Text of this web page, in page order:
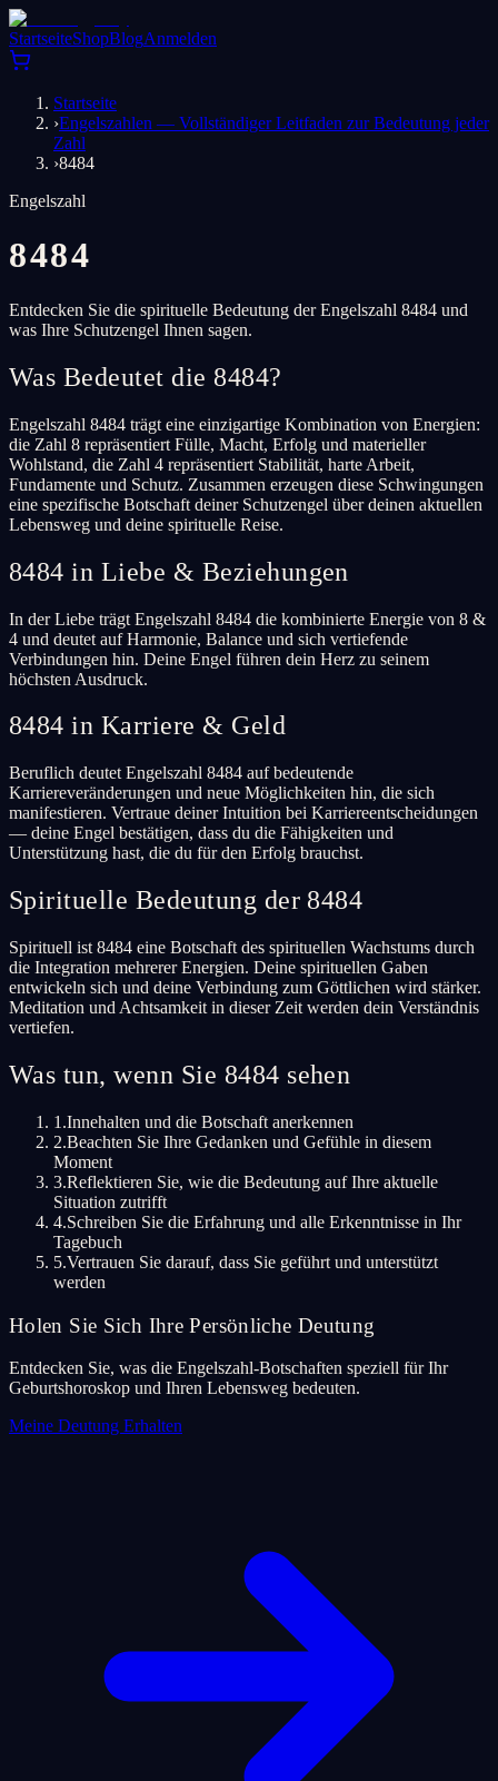
StartseiteShopBlogAnmelden
Startseite
›Engelszahlen — Vollständiger Leitfaden zur Bedeutung jeder
Zahl
›8484
Engelszahl
8484
Entdecken Sie die spirituelle Bedeutung der Engelszahl 8484 und
was Ihre Schutzengel Ihnen sagen.
Was Bedeutet die 8484?
Engelszahl 8484 trägt eine einzigartige Kombination von Energien:
die Zahl 8 repräsentiert Fülle, Macht, Erfolg und materieller
Wohlstand, die Zahl 4 repräsentiert Stabilität, harte Arbeit,
Fundamente und Schutz. Zusammen erzeugen diese Schwingungen
eine spezifische Botschaft deiner Schutzengel über deinen aktuellen
Lebensweg und deine spirituelle Reise.
8484 in Liebe & Beziehungen
In der Liebe trägt Engelszahl 8484 die kombinierte Energie von 8 &
4 und deutet auf Harmonie, Balance und sich vertiefende
Verbindungen hin. Deine Engel führen dein Herz zu seinem
höchsten Ausdruck.
8484 in Karriere & Geld
Beruflich deutet Engelszahl 8484 auf bedeutende
Karriereveränderungen und neue Möglichkeiten hin, die sich
manifestieren. Vertraue deiner Intuition bei Karriereentscheidungen
— deine Engel bestätigen, dass du die Fähigkeiten und
Unterstützung hast, die du für den Erfolg brauchst.
Spirituelle Bedeutung der 8484
Spirituell ist 8484 eine Botschaft des spirituellen Wachstums durch
die Integration mehrerer Energien. Deine spirituellen Gaben
entwickeln sich und deine Verbindung zum Göttlichen wird stärker.
Meditation und Achtsamkeit in dieser Zeit werden dein Verständnis
vertiefen.
Was tun, wenn Sie 8484 sehen
1.Innehalten und die Botschaft anerkennen
2.Beachten Sie Ihre Gedanken und Gefühle in diesem
Moment
3.Reflektieren Sie, wie die Bedeutung auf Ihre aktuelle
Situation zutrifft
4.Schreiben Sie die Erfahrung und alle Erkenntnisse in Ihr
Tagebuch
5.Vertrauen Sie darauf, dass Sie geführt und unterstützt
werden
Holen Sie Sich Ihre Persönliche Deutung
Entdecken Sie, was die Engelszahl-Botschaften speziell für Ihr
Geburtshoroskop und Ihren Lebensweg bedeuten.
Meine Deutung Erhalten